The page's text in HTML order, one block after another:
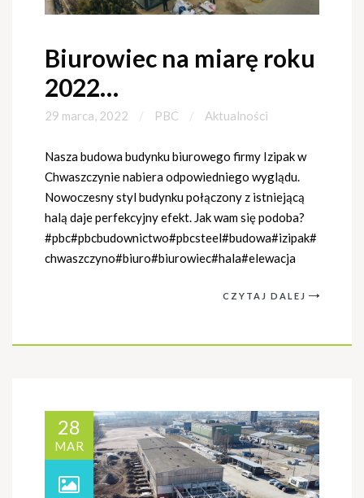
Biurowiec na miarę roku
2022…
29 marca, 2022 PBC Aktualności
Nasza budowa budynku biurowego firmy Izipak w
Chwaszczynie nabiera odpowiedniego wyglądu.
Nowoczesny styl budynku połączony z istniejącą
halą daje perfekcyjny efekt. Jak wam się podoba?
#pbc#pbcbudownictwo#pbcsteel#budowa#izipak#
chwaszczyno#biuro#biurowiec#hala#elewacja
CZYTAJ DALEJ
28
MAR